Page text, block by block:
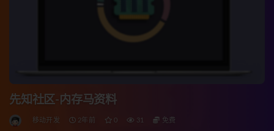
先知社区-内存马资料
移动开发 2年前 0 31 免费